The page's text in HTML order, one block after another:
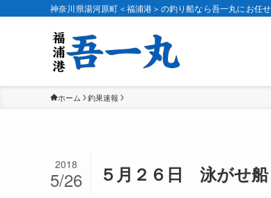
神奈川県湯河原町＜福浦港＞の釣り船なら吾一丸にお任せ
ホーム 釣果速報
５月２６日 泳がせ船
2018
5/26